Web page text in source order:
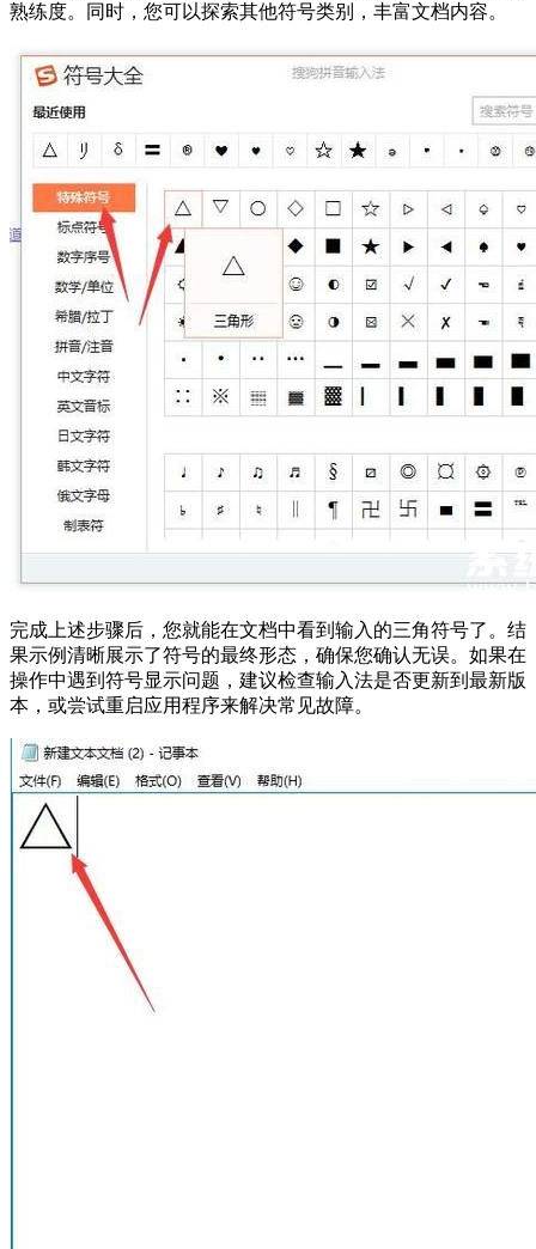
熟练度。同时，您可以探索其他符号类别，丰富文档内容。
完成上述步骤后，您就能在文档中看到输入的三角符号了。结
果示例清晰展示了符号的最终形态，确保您确认无误。如果在
操作中遇到符号显示问题，建议检查输入法是否更新到最新版
本，或尝试重启应用程序来解决常见故障。